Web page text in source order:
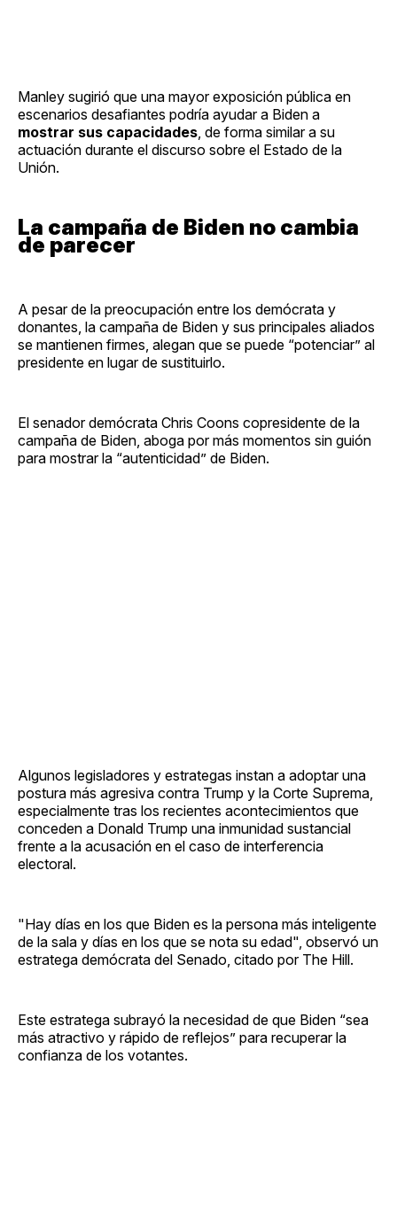
Manley sugirió que una mayor exposición pública en
escenarios desafiantes podría ayudar a Biden a
mostrar sus capacidades , de forma similar a su
actuación durante el discurso sobre el Estado de la
Unión.
La campaña de Biden no cambia
de parecer
A pesar de la preocupación entre los demócrata y
donantes, la campaña de Biden y sus principales aliados
se mantienen firmes, alegan que se puede “potenciar” al
presidente en lugar de sustituirlo.
El senador demócrata Chris Coons copresidente de la
campaña de Biden, aboga por más momentos sin guión
para mostrar la “autenticidad” de Biden.
Algunos legisladores y estrategas instan a adoptar una
postura más agresiva contra Trump y la Corte Suprema,
especialmente tras los recientes acontecimientos que
conceden a Donald Trump una inmunidad sustancial
frente a la acusación en el caso de interferencia
electoral.
"Hay días en los que Biden es la persona más inteligente
de la sala y días en los que se nota su edad", observó un
estratega demócrata del Senado, citado por The Hill.
Este estratega subrayó la necesidad de que Biden “sea
más atractivo y rápido de reflejos” para recuperar la
confianza de los votantes.